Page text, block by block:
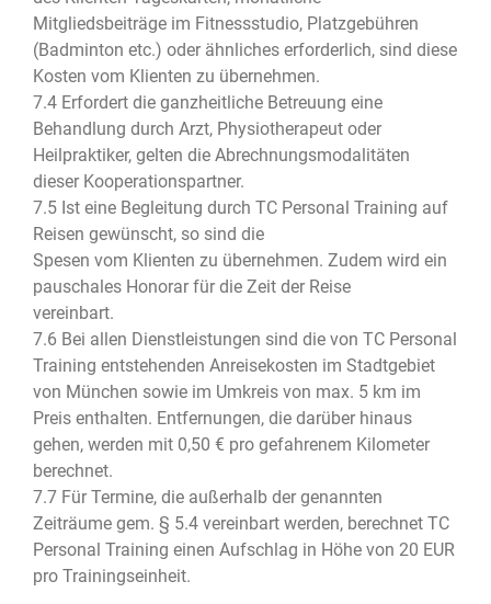
Mitgliedsbeiträge im Fitnessstudio, Platzgebühren
(Badminton etc.) oder ähnliches erforderlich, sind diese
Kosten vom Klienten zu übernehmen.
7.4 Erfordert die ganzheitliche Betreuung eine
Behandlung durch Arzt, Physiotherapeut oder
Heilpraktiker, gelten die Abrechnungsmodalitäten
dieser Kooperationspartner.
7.5 Ist eine Begleitung durch TC Personal Training auf
Reisen gewünscht, so sind die
Spesen vom Klienten zu übernehmen. Zudem wird ein
pauschales Honorar für die Zeit der Reise
vereinbart.
7.6 Bei allen Dienstleistungen sind die von TC Personal
Training entstehenden Anreisekosten im Stadtgebiet
von München sowie im Umkreis von max. 5 km im
Preis enthalten. Entfernungen, die darüber hinaus
gehen, werden mit 0,50 € pro gefahrenem Kilometer
berechnet.
7.7 Für Termine, die außerhalb der genannten
Zeiträume gem. § 5.4 vereinbart werden, berechnet TC
Personal Training einen Aufschlag in Höhe von 20 EUR
pro Trainingseinheit.